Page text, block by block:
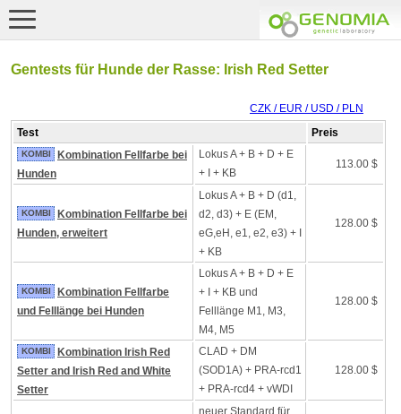
Gentests für Hunde der Rasse: Irish Red Setter
CZK / EUR / USD / PLN
Test
Preis
KOMBI
Kombination Fellfarbe bei
Hunden
Lokus A + B + D + E
+ I + KB
113.00 $
KOMBI
Kombination Fellfarbe bei
Hunden, erweitert
Lokus A + B + D (d1,
d2, d3) + E (EM,
eG,eH, e1, e2, e3) + I
+ KB
128.00 $
KOMBI
Kombination Fellfarbe
und Felllänge bei Hunden
Lokus A + B + D + E
+ I + KB und
Felllänge M1, M3,
M4, M5
128.00 $
KOMBI
Kombination Irish Red
Setter and Irish Red and White
Setter
CLAD + DM
(SOD1A) + PRA-rcd1
+ PRA-rcd4 + vWDI
128.00 $
neuer Standard für